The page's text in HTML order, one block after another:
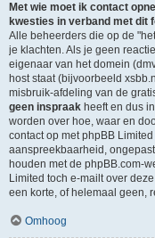
Met wie moet ik contact
kwesties in verband met dit
Alle beheerders die op de
je klachten. Als je geen
eigenaar van het domein
host staat (bijvoorbeeld
misbruik-afdeling van de
geen inspraak heeft en dus
worden over hoe, waar en
contact op met phpBB
aanspreekbaarheid,
houden met de phpBB.com-
Limited toch e-mailt over
een korte, of helemaal geen,
Omhoog